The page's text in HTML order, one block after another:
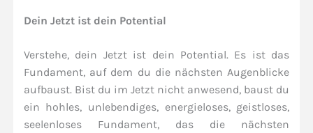
Dein Jetzt ist dein Potential
Verstehe, dein Jetzt ist dein Potential. Es ist das
Fundament, auf dem du die nächsten Augenblicke
aufbaust. Bist du im Jetzt nicht anwesend, baust du
ein hohles, unlebendiges, energieloses, geistloses,
seelenloses Fundament, das die nächsten